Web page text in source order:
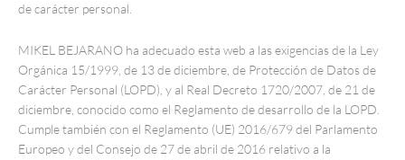
de carácter personal.
MIKEL BEJARANO ha adecuado esta web a las exigencias de la Ley
Orgánica 15/1999, de 13 de diciembre, de Protección de Datos de
Carácter Personal (LOPD), y al Real Decreto 1720/2007, de 21 de
diciembre, conocido como el Reglamento de desarrollo de la LOPD.
Cumple también con el Reglamento (UE) 2016/679 del Parlamento
Europeo y del Consejo de 27 de abril de 2016 relativo a la